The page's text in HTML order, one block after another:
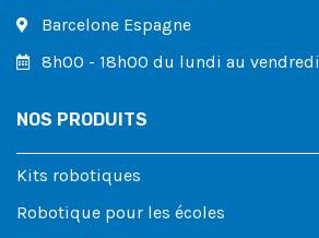
Barcelone Espagne
8h00 - 18h00 du lundi au vendredi
NOS PRODUITS
Kits robotiques
Robotique pour les écoles